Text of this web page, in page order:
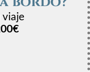
viaje